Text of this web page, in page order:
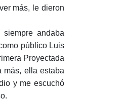
más, le dieron
andaba
público Luis
Proyectada
más, ella estaba
y me escuchó